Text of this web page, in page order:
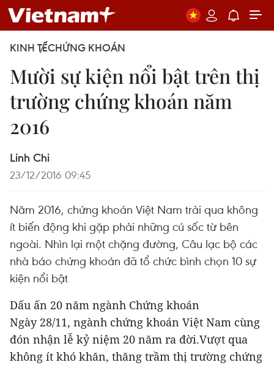
KINH TẾCHỨNG KHOÁN
Mười sự kiện nổi bật trên thị
trường chứng khoán năm
2016
Linh Chi
23/12/2016 09:45
Năm 2016, chứng khoán Việt Nam trải qua không
ít biến động khi gặp phải những cú sốc từ bên
ngoài. Nhìn lại một chặng đường, Câu lạc bộ các
nhà báo chứng khoán đã tổ chức bình chọn 10 sự
kiện nổi bật
Dấu ấn 20 năm ngành Chứng khoán
Ngày 28/11, ngành chứng khoán Việt Nam cùng
đón nhận lễ kỷ niệm 20 năm ra đời.Vượt qua
không ít khó khăn, thăng trầm thị trường chứng